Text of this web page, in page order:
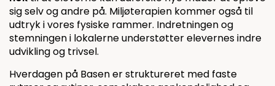
sig selv og andre på. Miljøterapien kommer også til
udtryk i vores fysiske rammer. Indretningen og
stemningen i lokalerne understøtter elevernes indre
udvikling og trivsel.
Hverdagen på Basen er struktureret med faste